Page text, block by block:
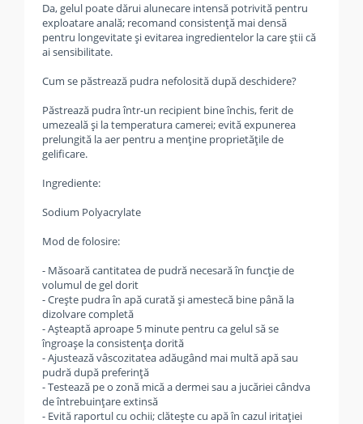
Da, gelul poate dărui alunecare intensă potrivită pentru
exploatare anală; recomand consistență mai densă
pentru longevitate și evitarea ingredientelor la care știi că
ai sensibilitate.
Cum se păstrează pudra nefolosită după deschidere?
Păstrează pudra într-un recipient bine închis, ferit de
umezeală și la temperatura camerei; evită expunerea
prelungită la aer pentru a menține proprietățile de
gelificare.
Ingrediente:
Sodium Polyacrylate
Mod de folosire:
- Măsoară cantitatea de pudră necesară în funcție de
volumul de gel dorit
- Crește pudra în apă curată și amestecă bine până la
dizolvare completă
- Așteaptă aproape 5 minute pentru ca gelul să se
îngroașe la consistența dorită
- Ajustează vâscozitatea adăugând mai multă apă sau
pudră după preferință
- Testează pe o zonă mică a dermei sau a jucăriei cândva
de întrebuințare extinsă
- Evită raportul cu ochii; clătește cu apă în cazul iritației